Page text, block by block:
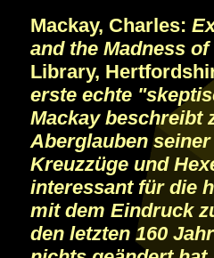
Mackay, Charles:
and the Madness
Library,
erste echte
Mackay beschreibt
Aberglauben
Kreuzzüge und
interessant für die
mit dem Eindruck
den letzten 160